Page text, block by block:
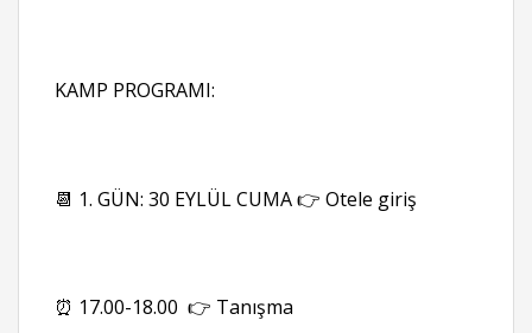
KAMP PROGRAMI:
📆 1. GÜN: 30 EYLÜL CUMA 👉 Otele giriş
⏰ 17.00-18.00 👉 Tanışma